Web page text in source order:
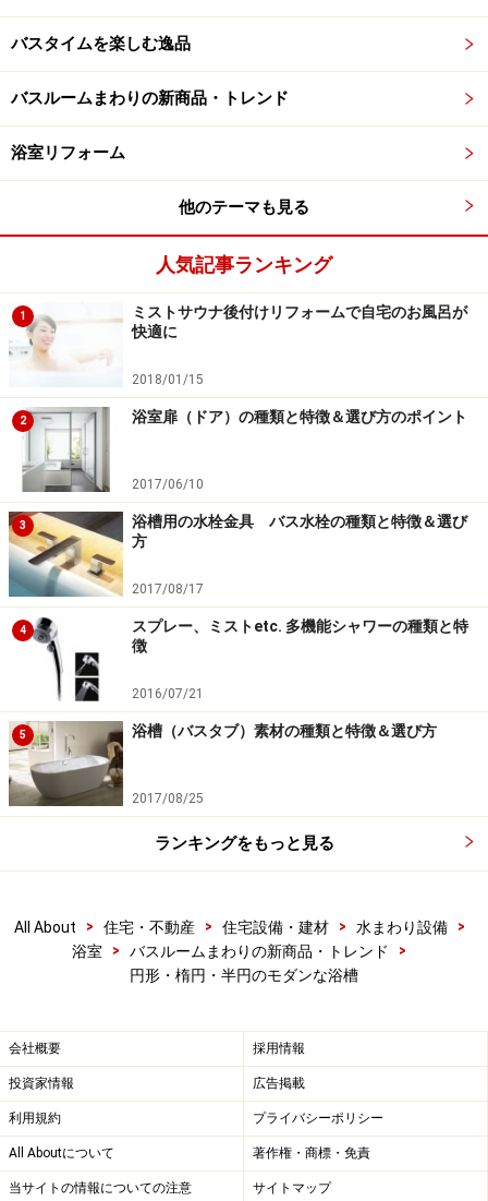
バスタイムを楽しむ逸品
バスルームまわりの新商品・トレンド
浴室リフォーム
他のテーマも見る
人気記事ランキング
1
ミストサウナ後付けリフォームで自宅のお風呂が
快適に
2018/01/15
2 浴室扉（ドア）の種類と特徴＆選び方のポイント
2017/06/10
3
浴槽用の水栓金具 バス水栓の種類と特徴＆選び
方
2017/08/17
4
スプレー、ミストetc. 多機能シャワーの種類と特
徴
2016/07/21
5 浴槽（バスタブ）素材の種類と特徴＆選び方
2017/08/25
ランキングをもっと見る
All About > 住宅・不動産 > 住宅設備・建材 > 水まわり設備
>
浴室
> バスルームまわりの新商品・トレンド
>
円形・楕円・半円のモダンな浴槽
会社概要 採用情報
投資家情報 広告掲載
利用規約 プライバシーポリシー
All Aboutについて 著作権・商標・免責
当サイトの情報についての注意 サイトマップ